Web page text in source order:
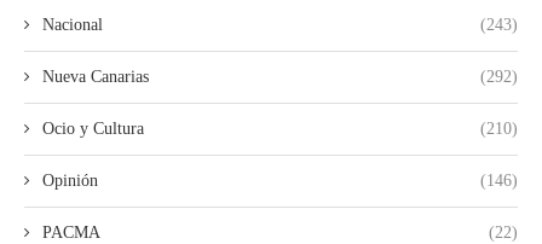
Nacional (243)
Nueva Canarias (292)
Ocio y Cultura (210)
Opinión (146)
PACMA (22)